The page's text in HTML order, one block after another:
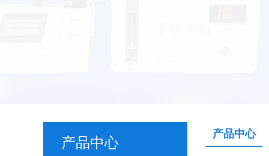
产品中心
产品中心